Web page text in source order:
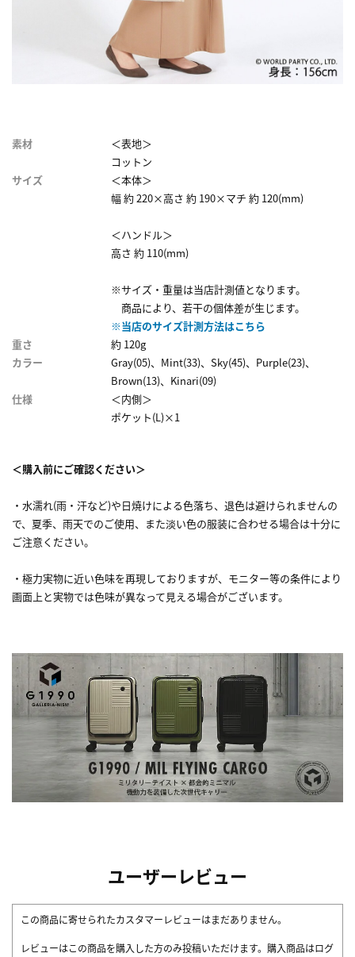
素材
＜表地＞
コットン
サイズ
＜本体＞
幅 約 220×高さ 約 190×マチ 約 120(mm)
＜ハンドル＞
高さ 約 110(mm)
※サイズ・重量は当店計測値となります。
商品により、若干の個体差が生じます。
※当店のサイズ計測方法はこちら
重さ
約 120g
カラー
Gray(05)、Mint(33)、Sky(45)、Purple(23)、
Brown(13)、Kinari(09)
仕様
＜内側＞
ポケット(L)×1
＜購入前にご確認ください＞
・水濡れ(雨・汗など)や日焼けによる色落ち、退色は避けられませんの
で、夏季、雨天でのご使用、また淡い色の服装に合わせる場合は十分に
ご注意ください。
・極力実物に近い色味を再現しておりますが、モニター等の条件により
画面上と実物では色味が異なって見える場合がございます。
ユーザーレビュー
この商品に寄せられたカスタマーレビューはまだありません。
レビューはこの商品を購入した方のみ投稿いただけます。購入商品はログ